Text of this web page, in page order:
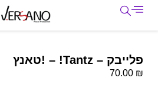
פלייבק – Tantz! – !טאנץ
70.00 ₪